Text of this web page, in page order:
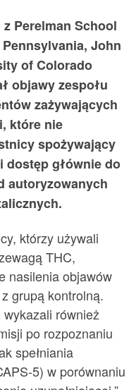
Perelman School
John
of Colorado
objawy zespołu
zażywających
które nie
spożywający
głównie do
autoryzowanych
którzy używali
THC,
nasilenia objawów
grupą kontrolną.
również
po rozpoznaniu
spełniania
5) w porównaniu